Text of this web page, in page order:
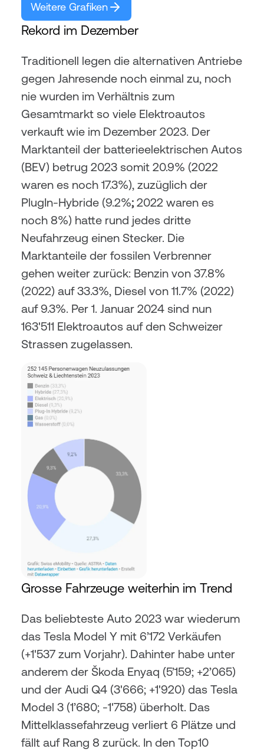
Weitere Grafiken
Rekord im Dezember
Traditionell legen die alternativen Antriebe
gegen Jahresende noch einmal zu, noch
nie wurden im Verhältnis zum
Gesamtmarkt so viele Elektroautos
verkauft wie im Dezember 2023. Der
Marktanteil der batterieelektrischen Autos
(BEV) betrug 2023 somit 20.9% (2022
waren es noch 17.3%), zuzüglich der
PlugIn-Hybride (9.2%; 2022 waren es
noch 8%) hatte rund jedes dritte
Neufahrzeug einen Stecker. Die
Marktanteile der fossilen Verbrenner
gehen weiter zurück: Benzin von 37.8%
(2022) auf 33.3%, Diesel von 11.7% (2022)
auf 9.3%. Per 1. Januar 2024 sind nun
163'511 Elektroautos auf den Schweizer
Strassen zugelassen.
Grosse Fahrzeuge weiterhin im Trend
Das beliebteste Auto 2023 war wiederum
das Tesla Model Y mit 6’172 Verkäufen
(+1'537 zum Vorjahr). Dahinter habe unter
anderem der Škoda Enyaq (5’159; +2’065)
und der Audi Q4 (3'666; +1'920) das Tesla
Model 3 (1’680; -1'758) überholt. Das
Mittelklassefahrzeug verliert 6 Plätze und
fällt auf Rang 8 zurück. In den Top10